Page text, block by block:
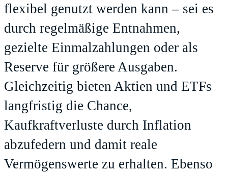
flexibel genutzt werden kann – sei es
durch regelmäßige Entnahmen,
gezielte Einmalzahlungen oder als
Reserve für größere Ausgaben.
Gleichzeitig bieten Aktien und ETFs
langfristig die Chance,
Kaufkraftverluste durch Inflation
abzufedern und damit reale
Vermögenswerte zu erhalten. Ebenso